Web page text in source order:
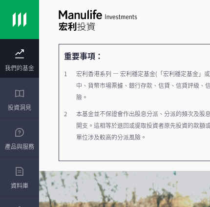
我們的基金
投資洞見
產品與服務
資料庫
重要事項：
宏利香港系列 — 宏利穩定基金(「宏利穩定基金」
中、貨幣市場票據、銀行存款、信貸、信貸評級、
險。
本基金並不保證會作出股息分派、分派的頻次及股
開支。這相等於退回或提取投資者原先投資的款額
單位涉及較高的分派風險。
投資涉及風險。本基金的投資者或須承受資本虧損